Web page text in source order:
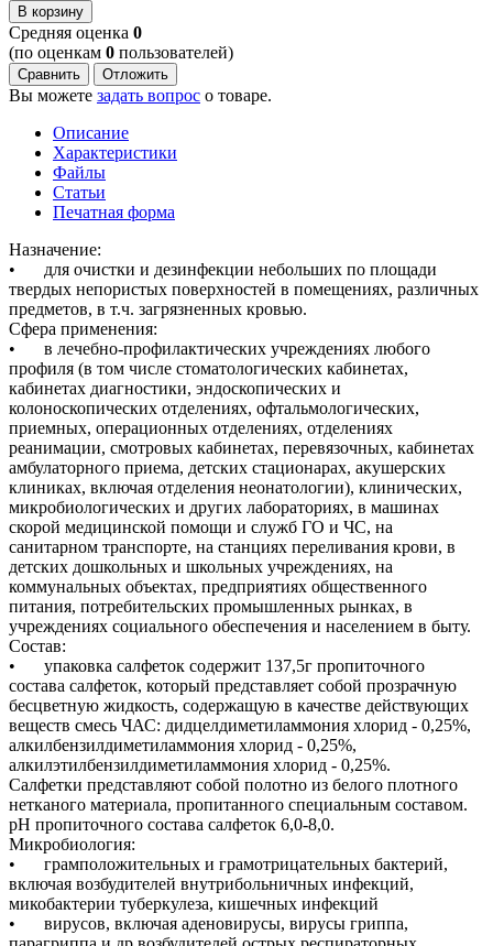
В корзину
Cредняя оценка 0
(по оценкам 0 пользователей)
Сравнить Отложить
Вы можете задать вопрос о товаре.
Описание
Характеристики
Файлы
Статьи
Печатная форма
Назначение:
•
для очистки и дезинфекции небольших по площади
твердых непористых поверхностей в помещениях, различных
предметов, в т.ч. загрязненных кровью.
Сфера применения:
•
в лечебно-профилактических учреждениях любого
профиля (в том числе стоматологических кабинетах,
кабинетах диагностики, эндоскопических и
колоноскопических отделениях, офтальмологических,
приемных, операционных отделениях, отделениях
реанимации, смотровых кабинетах, перевязочных, кабинетах
амбулаторного приема, детских стационарах, акушерских
клиниках, включая отделения неонатологии), клинических,
микробиологических и других лабораториях, в машинах
скорой медицинской помощи и служб ГО и ЧС, на
санитарном транспорте, на станциях переливания крови, в
детских дошкольных и школьных учреждениях, на
коммунальных объектах, предприятиях общественного
питания, потребительских промышленных рынках, в
учреждениях социального обеспечения и населением в быту.
Состав:
•
упаковка салфеток содержит 137,5г пропиточного
состава салфеток, который представляет собой прозрачную
бесцветную жидкость, содержащую в качестве действующих
веществ смесь ЧАС: дидцелдиметиламмония хлорид - 0,25%,
алкилбензилдиметиламмония хлорид - 0,25%,
алкилэтилбензилдиметиламмония хлорид - 0,25%.
Cалфетки представляют собой полотно из белого плотного
нетканого материала, пропитанного специальным составом.
рН пропиточного состава салфеток 6,0-8,0.
Микробиология:
•
грамположительных и грамотрицательных бактерий,
включая возбудителей внутрибольничных инфекций,
микобактерии туберкулеза, кишечных инфекций
•
вирусов, включая аденовирусы, вирусы гриппа,